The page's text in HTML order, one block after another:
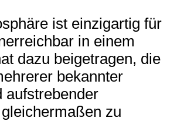
ist einzigartig für
in einem
dazu beigetragen, die
bekannter
aufstrebender
zu